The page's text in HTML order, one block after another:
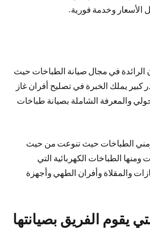
الأسعار وخدمة فورية.
الرائدة في مجال صيانة الطباخات حيث
كبير يملك الخبرة في تصليح أفران غاز
والمعرفة الشاملة بصيانة طباخات
الطباخات حيث تنوعت من حيث
ومنها الطباخات الكهربائية التي
والمقلاة وأفران الطهي وأجهزة
يقوم الفريق بصيانتها